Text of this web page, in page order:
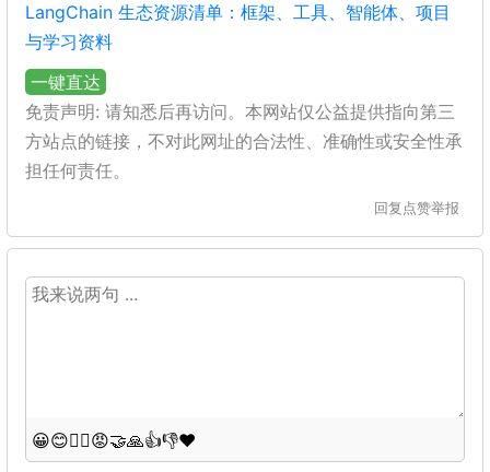
LangChain 生态资源清单：框架、工具、智能体、项目
与学习资料
一键直达
免责声明: 请知悉后再访问。本网站仅公益提供指向第三
方站点的链接，不对此网址的合法性、准确性或安全性承
担任何责任。
回复 点赞举报
😀😊😵‍💫😡🤝🙏👍👎❤️